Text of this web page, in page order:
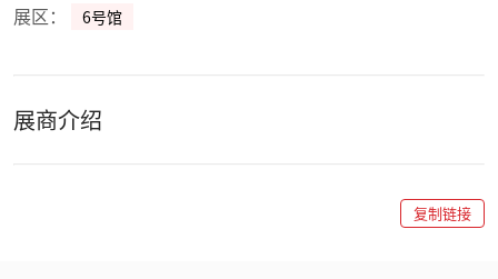
展区： 6号馆
展商介绍
复制链接